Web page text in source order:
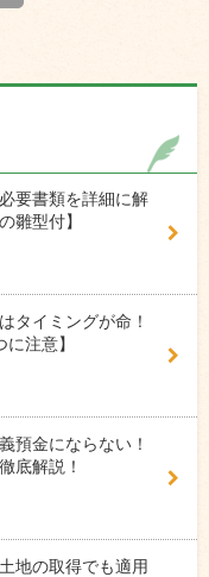
要書類を詳細に解
雛型付】
タイミングが命！
に注意】
預金にならない！
底解説！
地の取得でも適用